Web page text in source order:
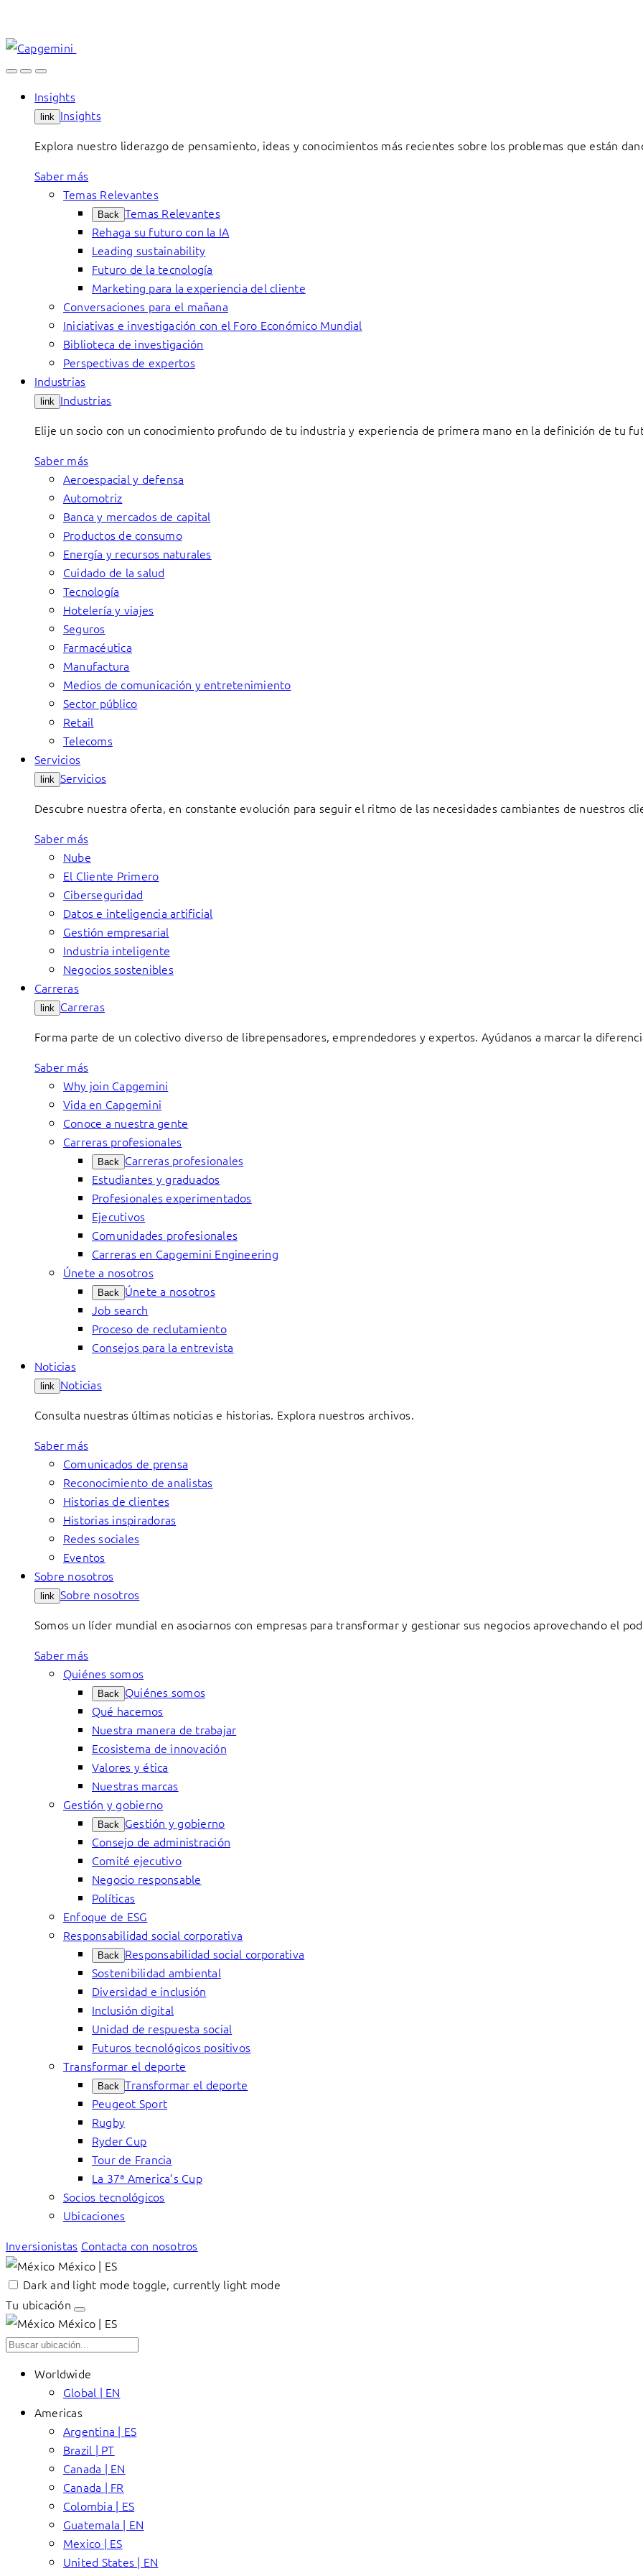
content
Insights
link Insights
Explora nuestro liderazgo de pensamiento, ideas y conocimientos más recientes sobre los problemas que están
Saber más
Temas Relevantes
Back Temas Relevantes
Rehaga su futuro con la IA
Leading sustainability
Futuro de la tecnología
Marketing para la experiencia del cliente
Conversaciones para el mañana
Iniciativas e investigación con el Foro Económico Mundial
Biblioteca de investigación
Perspectivas de expertos
Industrias
link Industrias
Elije un socio con un conocimiento profundo de tu industria y experiencia de primera mano en la definición de tu
Saber más
Aeroespacial y defensa
Automotriz
Banca y mercados de capital
Productos de consumo
Energía y recursos naturales
Cuidado de la salud
Tecnología
Hotelería y viajes
Seguros
Farmacéutica
Manufactura
Medios de comunicación y entretenimiento
Sector público
Retail
Telecoms
Servicios
link Servicios
Descubre nuestra oferta, en constante evolución para seguir el ritmo de las necesidades cambiantes de nuestros
Saber más
Nube
El Cliente Primero
Ciberseguridad
Datos e inteligencia artificial
Gestión empresarial
Industria inteligente
Negocios sostenibles
Carreras
link Carreras
Forma parte de un colectivo diverso de librepensadores, emprendedores y expertos. Ayúdanos a marcar la
Saber más
Why join Capgemini
Vida en Capgemini
Conoce a nuestra gente
Carreras profesionales
Back Carreras profesionales
Estudiantes y graduados
Profesionales experimentados
Ejecutivos
Comunidades profesionales
Carreras en Capgemini Engineering
Únete a nosotros
Back Únete a nosotros
Job search
Proceso de reclutamiento
Consejos para la entrevista
Noticias
link Noticias
Consulta nuestras últimas noticias e historias. Explora nuestros archivos.
Saber más
Comunicados de prensa
Reconocimiento de analistas
Historias de clientes
Historias inspiradoras
Redes sociales
Eventos
Sobre nosotros
link Sobre nosotros
Somos un líder mundial en asociarnos con empresas para transformar y gestionar sus negocios aprovechando el
Saber más
Quiénes somos
Back Quiénes somos
Qué hacemos
Nuestra manera de trabajar
Ecosistema de innovación
Valores y ética
Nuestras marcas
Gestión y gobierno
Back Gestión y gobierno
Consejo de administración
Comité ejecutivo
Negocio responsable
Políticas
Enfoque de ESG
Responsabilidad social corporativa
Back Responsabilidad social corporativa
Sostenibilidad ambiental
Diversidad e inclusión
Inclusión digital
Unidad de respuesta social
Futuros tecnológicos positivos
Transformar el deporte
Back Transformar el deporte
Peugeot Sport
Rugby
Ryder Cup
Tour de Francia
La 37ª America’s Cup
Socios tecnológicos
Ubicaciones
Inversionistas Contacta con nosotros
México | ES
Dark and light mode toggle, currently light mode
Tu ubicación
México | ES
Worldwide
Global | EN
Americas
Argentina | ES
Brazil | PT
Canada | EN
Canada | FR
Colombia | ES
Guatemala | EN
Mexico | ES
United States | EN